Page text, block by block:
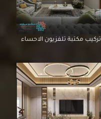
تركيب مكتبة تلفزيون الاحساء